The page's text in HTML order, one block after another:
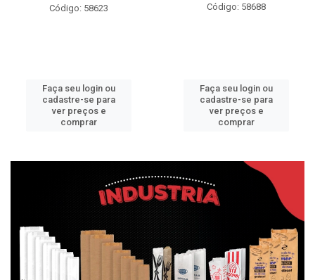
Código: 58623
Faça seu login ou
cadastre-se para
ver preços e
comprar
Código: 58688
Faça seu login ou
cadastre-se para
ver preços e
comprar